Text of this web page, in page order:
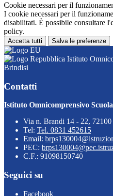
Cookie necessari per il
I cookie necessari per il
disabilitati. È possibile consultare
policy.
Accetta tutti Salva le preferenze
Istituto
Brindisi
Contatti
Istituto Omnicomprensivo
Via n. Brandi 14 - 22,
Tel: Tel. 0831 452615
Email:
PEC:
C.F.: 91098150740
Seguici su
Facebook